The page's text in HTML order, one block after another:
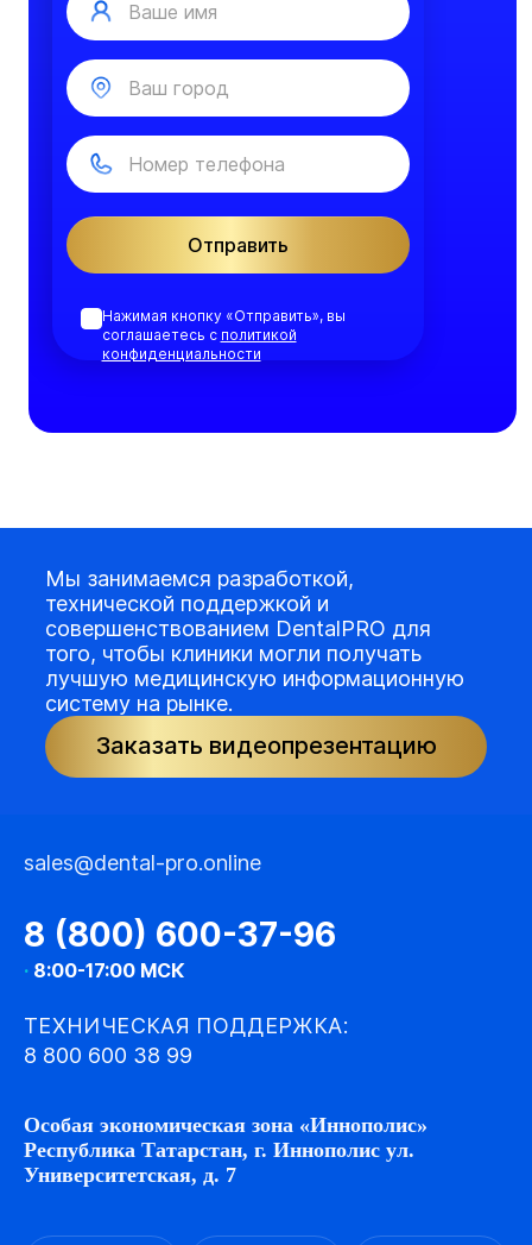
Отправить
Нажимая кнопку «Отправить», вы
соглашаетесь с политикой
конфиденциальности
Мы занимаемся разработкой,
технической поддержкой и
совершенствованием DentalPRO для
того, чтобы клиники могли получать
лучшую медицинскую информационную
систему на рынке.
Заказать видеопрезентацию
sales@dental-pro.online
8 (800) 600-37-96
· 8:00-17:00 МСК
ТЕХНИЧЕСКАЯ ПОДДЕРЖКА:
8 800 600 38 99
Особая экономическая зона «Иннополис»
Республика Татарстан, г. Иннополис ул.
Университетская, д. 7